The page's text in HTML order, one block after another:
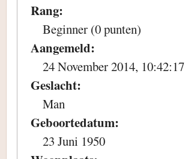
Rang:
Beginner (0 punten)
Aangemeld:
24 November 2014, 10:42:17
Geslacht:
Man
Geboortedatum:
23 Juni 1950